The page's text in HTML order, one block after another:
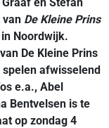
van De Kleine Prins
Noordwijk.
De Kleine Prins
spelen afwisselend
e.a., Abel
Bentvelsen is te
op zondag 4